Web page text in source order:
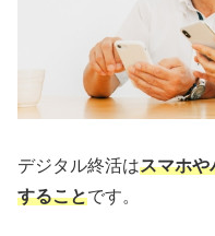
デジタル終活はスマホや
することです。